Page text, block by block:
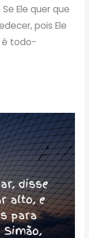
Ele quer que
pois Ele
é todo-